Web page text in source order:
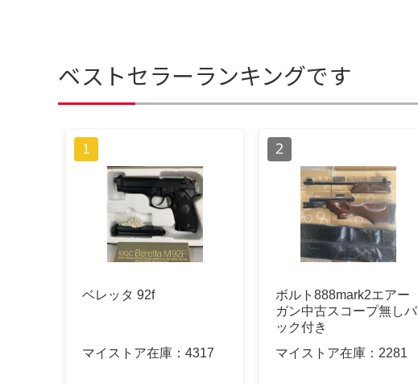
ベストセラーランキングです
ベレッタ 92f
マイストア在庫： 4317
ボルト888mark2エアー
ガン中古スコープ無しバ
ック付き
マイストア在庫： 2281